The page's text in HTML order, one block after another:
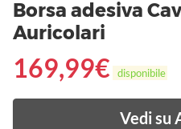
Borsa adesiva
Auricolari
169,99€ disponibile
Vedi su